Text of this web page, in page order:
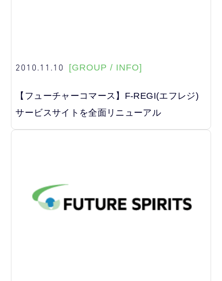
2010.11.10 [GROUP / INFO]
【フューチャーコマース】F-REGI(エフレジ)
サービスサイトを全面リニューアル